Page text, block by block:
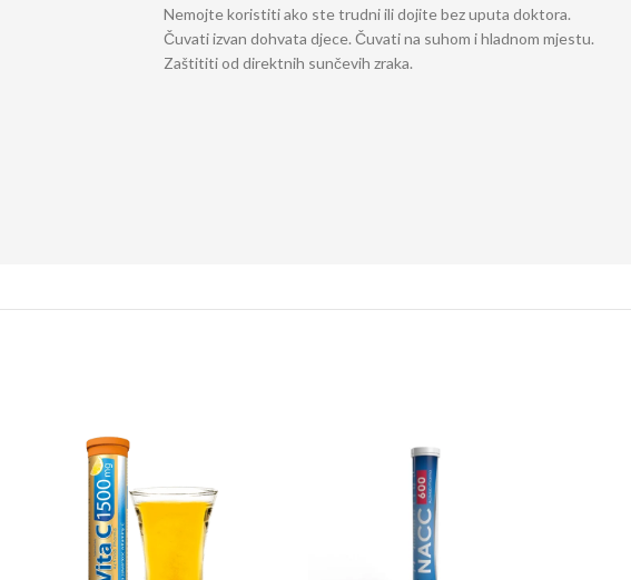
Nemojte koristiti ako ste trudni ili dojite bez uputa doktora.
Čuvati izvan dohvata djece. Čuvati na suhom i hladnom mjestu.
Zaštititi od direktnih sunčevih zraka.